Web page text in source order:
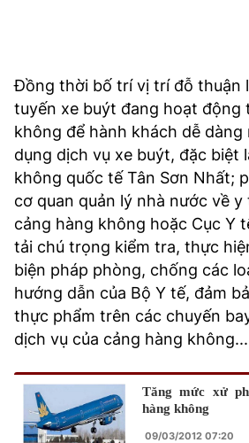
Đồng thời bố trí vị trí đỗ thuận
tuyến xe buýt đang hoạt động
không để hành khách dễ dàng
dụng dịch vụ xe buýt, đặc biệt
không quốc tế Tân Sơn Nhất;
cơ quan quản lý nhà nước về
cảng hàng không hoặc Cục Y
tải chú trọng kiểm tra, thực
biện pháp phòng, chống các
hướng dẫn của Bộ Y tế, đảm
thực phẩm trên các chuyến
dịch vụ của cảng hàng không...
Tăng mức xử
hàng không
09/03/2012 07:20